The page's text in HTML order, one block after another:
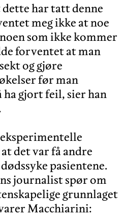
dette har tatt denne
meg ikke at noe
som ikke kommer
forventet at man
og gjøre
før man
gjort feil, sier han
det var få andre
pasientene.
journalist spør om
grunnlaget
Macchiarini: